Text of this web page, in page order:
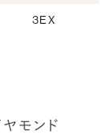
3EX
モンド